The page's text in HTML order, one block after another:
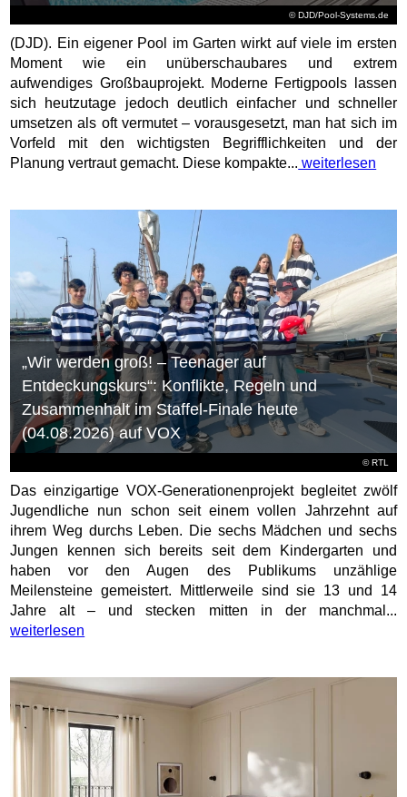
© DJD/Pool-Systems.de
(DJD). Ein eigener Pool im Garten wirkt auf viele im ersten
Moment wie ein unüberschaubares und extrem
aufwendiges Großbauprojekt. Moderne Fertigpools lassen
sich heutzutage jedoch deutlich einfacher und schneller
umsetzen als oft vermutet – vorausgesetzt, man hat sich im
Vorfeld mit den wichtigsten Begrifflichkeiten und der
Planung vertraut gemacht. Diese kompakte... weiterlesen
©RTL
„Wir werden groß! – Teenager auf
Entdeckungskurs“: Konflikte, Regeln und
Zusammenhalt im Staffel-Finale heute
(04.08.2026) auf VOX
Das einzigartige VOX-Generationenprojekt begleitet zwölf
Jugendliche nun schon seit einem vollen Jahrzehnt auf
ihrem Weg durchs Leben. Die sechs Mädchen und sechs
Jungen kennen sich bereits seit dem Kindergarten und
haben vor den Augen des Publikums unzählige
Meilensteine gemeistert. Mittlerweile sind sie 13 und 14
Jahre alt – und stecken mitten in der manchmal...
weiterlesen